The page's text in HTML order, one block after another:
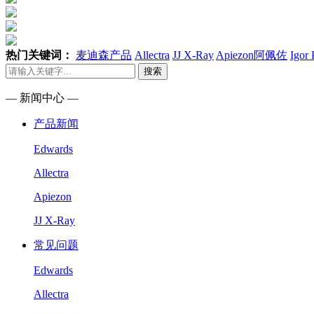
热门关键词： 麦迪森产品 Allectra JJ X-Ray Apiezon阿佩佐 Igor
搜索
— 新闻中心 —
产品新闻
Edwards
Allectra
Apiezon
JJ X-Ray
常见问题
Edwards
Allectra